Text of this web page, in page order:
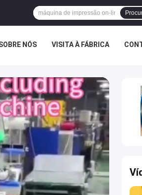
NÓS VISITA À FÁBRICA